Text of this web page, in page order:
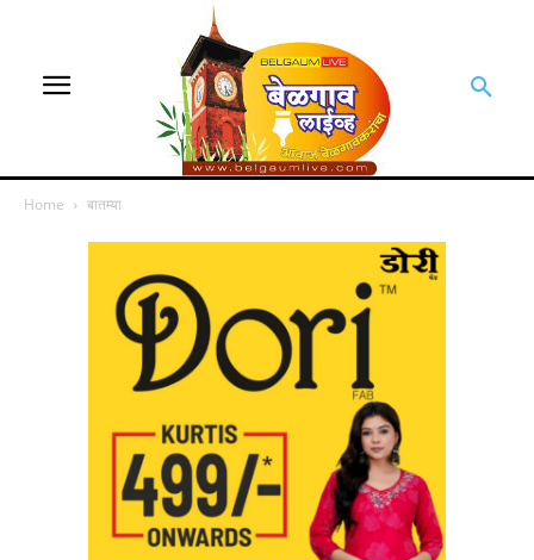
Home बातम्या